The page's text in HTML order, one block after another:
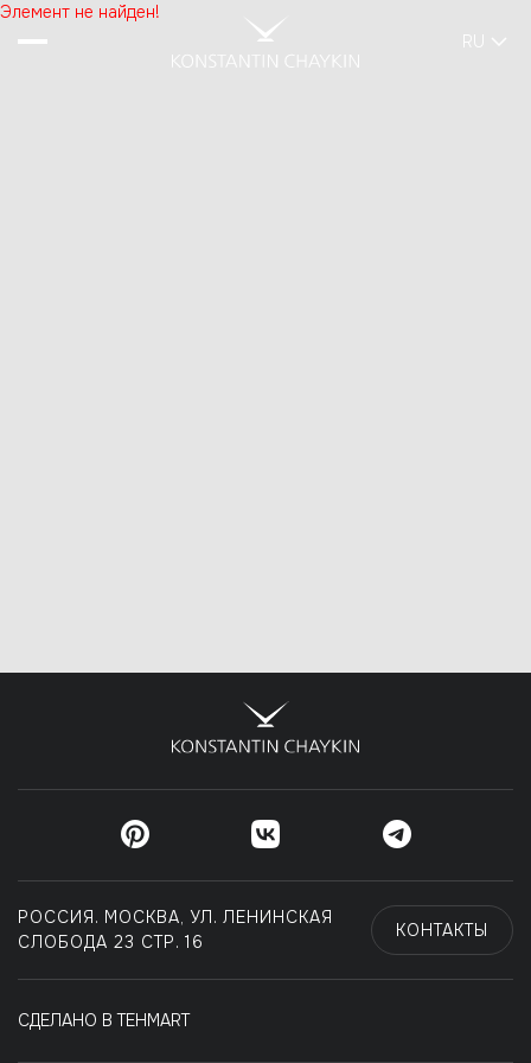
RU
Элемент не найден!
РОССИЯ. МОСКВА, УЛ. ЛЕНИНСКАЯ
СЛОБОДА 23 СТР. 16
КОНТАКТЫ
СДЕЛАНО В TEHMART